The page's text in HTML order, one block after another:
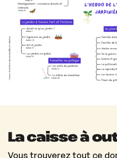
La caisse à
Vous trouverez tout ce